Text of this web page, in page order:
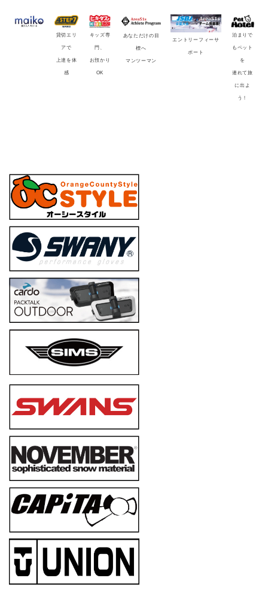
貸切エリ
アで
上達を体
感
キッズ専
門、
お預かり
OK
あなただけの目
標へ
マンツーマン
エントリーフィーサ
ポート
泊まりで
もペット
を
連れて旅
に出よ
う！